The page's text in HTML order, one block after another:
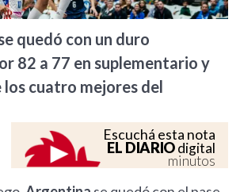
quedó con un duro
82 a 77 en suplementario y
cuatro mejores del
Escuchá esta nota
EL DIARIOdigital
minutos